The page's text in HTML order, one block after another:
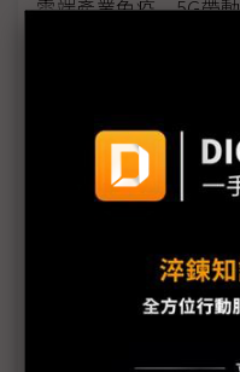
雲端產業免疫 5G帶
因應疫情影響 供應鏈
三星新機染疫 S20
PCB產業加班需求與
蘋果示警下修1Q20